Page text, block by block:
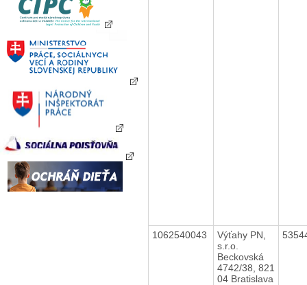
1062540043
Výťahy PN,
s.r.o.
Beckovská
4742/38, 821
04 Bratislava